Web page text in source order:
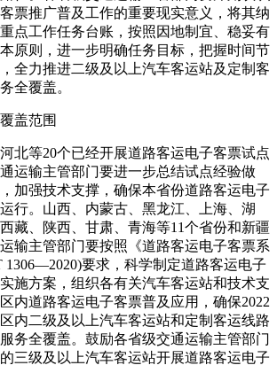
票推广普及工作的重要现实意义，将其纳
点工作任务台账，按照因地制宜、稳妥有
原则，进一步明确任务目标，把握时间节
全力推进二级及以上汽车客运站及定制客
全覆盖。
盖范围
等20个已经开展道路客运电子客票试点
运输主管部门要进一步总结试点经验做
加强技术支撑，确保本省份道路客运电子
行。山西、内蒙古、黑龙江、上海、湖
藏、陕西、甘肃、青海等11个省份和新疆
输主管部门要按照《道路客运电子客票系
1306—2020)要求，科学制定道路客运电子
施方案，组织各有关汽车客运站和技术支
内道路客运电子客票普及应用，确保2022
内二级及以上汽车客运站和定制客运线路
务全覆盖。鼓励各省级交通运输主管部门
三级及以上汽车客运站开展道路客运电子